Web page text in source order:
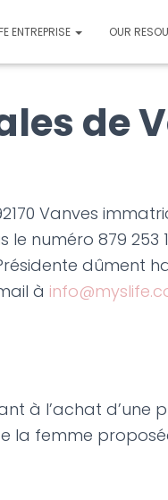
ENTREPRISE OUR
de
Vanves
numéro 879 253
dûment
à
à l’achat d’une
la femme